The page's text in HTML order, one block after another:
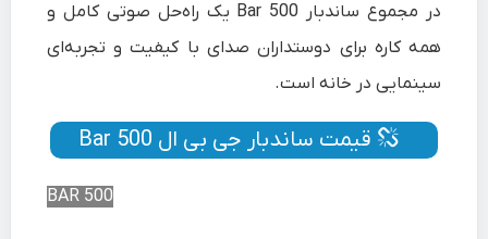
در مجموع ساندبار Bar 500 یک راه‌حل صوتی کامل و
همه‌ کاره برای دوستداران صدای با کیفیت و تجربه‌ای
سینمایی در خانه است.
قیمت ساندبار جی بی ال Bar 500
BAR 500